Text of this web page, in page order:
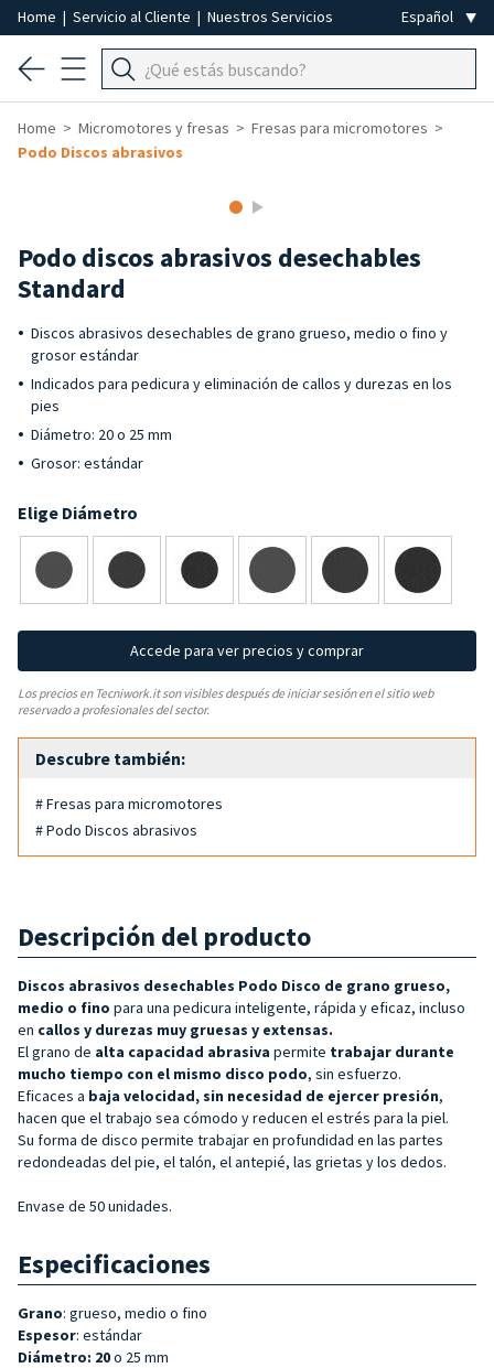
Home | Servicio al Cliente | Nuestros Servicios
Home Micromotores y fresas
Fresas para micromotores
Podo Discos abrasivos
Podo discos abrasivos desechables
Standard
Discos abrasivos desechables de grano grueso, medio o fino y
grosor estándar
Indicados para pedicura y eliminación de callos y durezas en los
pies
Diámetro: 20 o 25 mm
Grosor: estándar
Elige Diámetro
Accede para ver precios y comprar
Los precios en Tecniwork.it son visibles después de iniciar sesión en el sitio web
reservado a profesionales del sector.
Descubre también:
# Fresas para micromotores
# Podo Discos abrasivos
Descripción del producto
Discos abrasivos desechables Podo Disco de grano grueso,
medio o fino para una pedicura inteligente, rápida y eficaz, incluso
en callos y durezas muy gruesas y extensas.
El grano de alta capacidad abrasiva permite trabajar durante
mucho tiempo con el mismo disco podo, sin esfuerzo.
Eficaces a baja velocidad, sin necesidad de ejercer presión,
hacen que el trabajo sea cómodo y reducen el estrés para la piel.
Su forma de disco permite trabajar en profundidad en las partes
redondeadas del pie, el talón, el antepié, las grietas y los dedos.
Envase de 50 unidades.
Especificaciones
Grano: grueso, medio o fino
Espesor: estándar
Diámetro: 20o 25 mm